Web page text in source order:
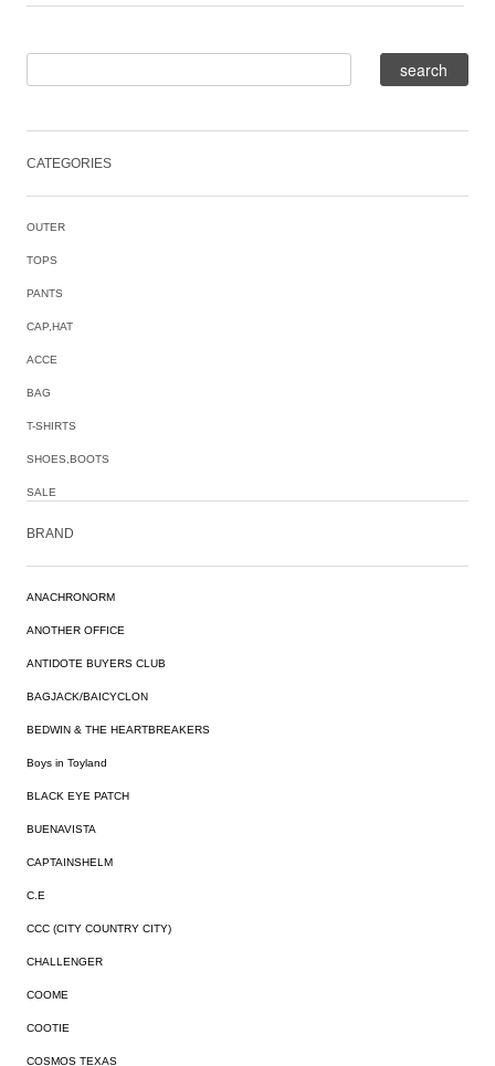
CATEGORIES
OUTER
TOPS
PANTS
CAP,HAT
ACCE
BAG
T-SHIRTS
SHOES,BOOTS
SALE
BRAND
ANACHRONORM
ANOTHER OFFICE
ANTIDOTE BUYERS CLUB
BAGJACK/BAICYCLON
BEDWIN & THE HEARTBREAKERS
Boys in Toyland
BLACK EYE PATCH
BUENAVISTA
CAPTAINSHELM
C.E
CCC (CITY COUNTRY CITY)
CHALLENGER
COOME
COOTIE
COSMOS TEXAS